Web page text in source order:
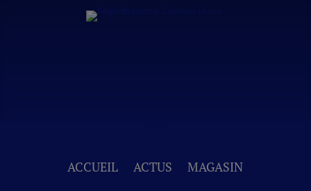
ACCUEIL ACTUS
MAGASIN